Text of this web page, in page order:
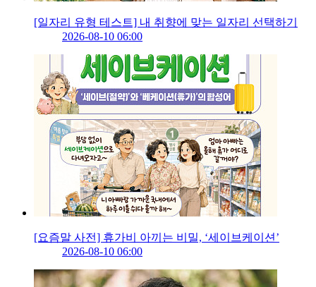
[일자리 유형 테스트] 내 취향에 맞는 일자리 선택하기
2026-08-10 06:00
[요즘말 사전] 휴가비 아끼는 비밀, ‘세이브케이션’
2026-08-10 06:00